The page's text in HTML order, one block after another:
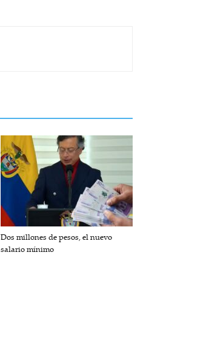
Dos millones de pesos, el nuevo
salario mínimo